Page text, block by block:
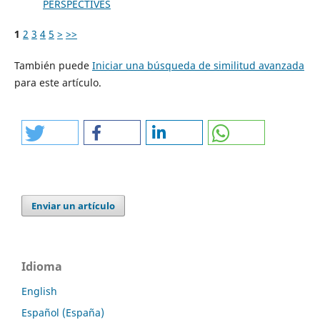
PERSPECTIVES
1 2 3 4 5 > >>
También puede Iniciar una búsqueda de similitud avanzada
para este artículo.
Enviar un artículo
Idioma
English
Español (España)